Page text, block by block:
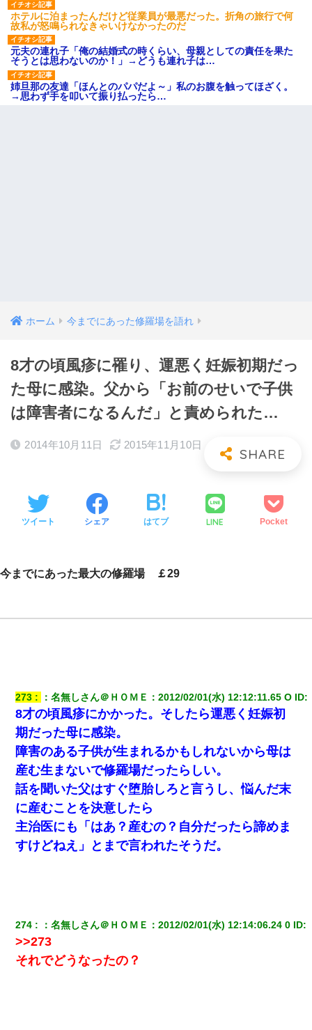
ホテルに泊まったんだけど従業員が最悪だった。折角の旅行で何
故私が怒鳴られなきゃいけなかったのだ
元夫の連れ子「俺の結婚式の時くらい、母親としての責任を果た
そうとは思わないのか！」→どうも連れ子は…
姉旦那の友達「ほんとのパパだよ～」私のお腹を触ってほざく。
→思わず手を叩いて振り払ったら…
ホーム 今までにあった修羅場を語れ
8才の頃風疹に罹り、運悪く妊娠初期だっ
た母に感染。父から「お前のせいで子供
は障害者になるんだ」と責められた…
2014年10月11日 2015年11月10日
ツイート シェア はてブ LINE Pocket
今までにあった最大の修羅場 ￡29
273 ：名無しさん＠ＨＯＭＥ ：2012/02/01(水) 12:12:11.65 O ID:
8才の頃風疹にかかった。そしたら運悪く妊娠初
期だった母に感染。
障害のある子供が生まれるかもしれないから母は
産む生まないで修羅場だったらしい。
話を聞いた父はすぐ堕胎しろと言うし、悩んだ末
に産むことを決意したら
主治医にも「はあ？産むの？自分だったら諦めま
すけどねえ」とまで言われたそうだ。
274 ：名無しさん＠ＨＯＭＥ ：2012/02/01(水) 12:14:06.24 0 ID:
>>273
それでどうなったの？